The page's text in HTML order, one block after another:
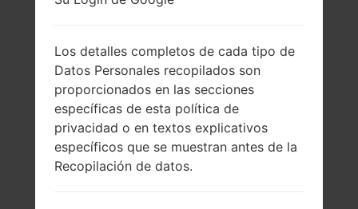
Comparar
Los detalles completos de cada tipo de
Datos Personales recopilados son
proporcionados en las secciones
específicas de esta política de
privacidad o en textos explicativos
específicos que se muestran antes de la
Recopilación de datos.